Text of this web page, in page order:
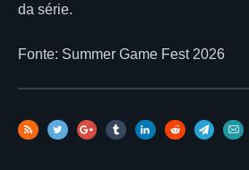
da série.
Fonte: Summer Game Fest 2026